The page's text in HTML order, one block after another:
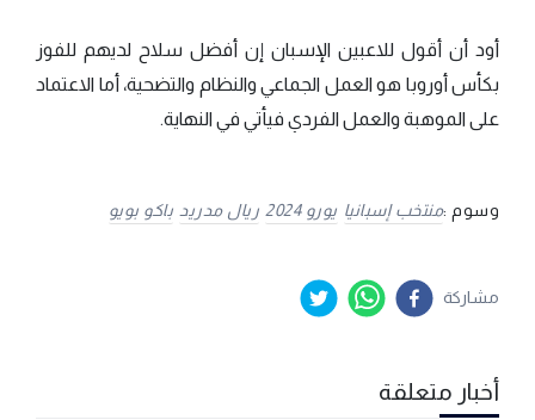
أود أن أقول للاعبين الإسبان إن أفضل سلاح لديهم للفوز
بكأس أوروبا هو العمل الجماعي والنظام والتضحية، أما الاعتماد
على الموهبة والعمل الفردي فيأتي في النهاية.
وسوم :منتخب إسبانيا يورو 2024 ريال مدريد باكو بويو
مشاركة
أخبار متعلقة